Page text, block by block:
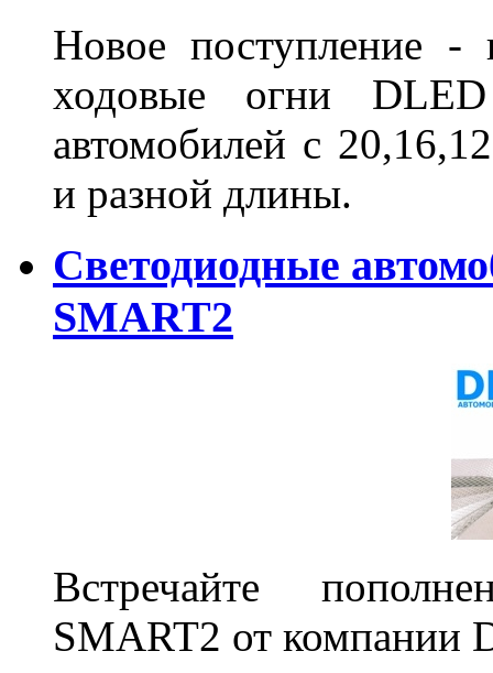
Новое поступление -
ходовые огни
автомобилей с
и разной длины.
Светодиодные
SMART2
Встречайте
SMART2 от компании